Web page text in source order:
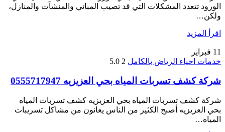
الورود تتعدد المشكلات التي قد تصيب المباني والمنشآت والمنازل،
ولكن…
اقرأ المزيد
11 فبراير
خدمات احياء الرياض بالكامل 2
5.0
شركة كشف تسربات المياه بحي العزيزيه 0555717947
شركة كشف تسربات المياه بحي العزيزيه كشف تسربات المياه
بحي العزيزيه أصبح الكثير من الناس يعانون من مشاكل تسريبات
المياه…